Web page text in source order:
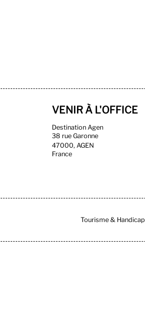
VENIR À L'OFFICE
Destination Agen
38 rue Garonne
47000, AGEN
France
Tourisme & Handicap